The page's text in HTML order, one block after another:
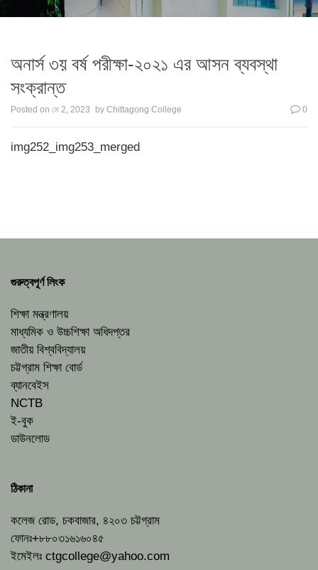
অনার্স ৩য় বর্ষ পরীক্ষা-২০২১ এর আসন ব্যবস্থা
সংক্রান্ত
Posted on মে 2, 2023 by Chittagong College 0
img252_img253_merged
গুরুত্বপূর্ণ লিংক
শিক্ষা মন্ত্রণালয়
মাধ্যমিক ও উচ্চশিক্ষা অধিদপ্তর
জাতীয় বিশ্ববিদ্যালয়
চট্টগ্রাম শিক্ষা বোর্ড
ব্যানবেইস
NCTB
ই-বুক
ডাউনলোড
ঠিকানা
কলেজ রোড, চকবাজার, ৪২০৩ চট্টগ্রাম
ফোনঃ+৮৮০৩১৬১৬০৪৫
ইমেইলঃ ctgcollege@yahoo.com